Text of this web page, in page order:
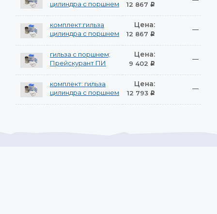
цилиндра с поршнем
12 867 Р
комплект:гильза
цилиндра с поршнем
Цена:
12 867 Р
—
гильза с поршнем;
Прейскурант ПИ
Цена:
9 402 Р
—
комплект: гильза
цилиндра с поршнем
Цена:
12 793 Р
—